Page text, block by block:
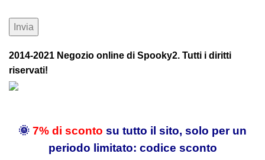
2014-2021 Negozio online di Spooky2. Tutti i diritti
riservati!
🌞 7% di sconto su tutto il sito, solo per un
periodo limitato: codice sconto